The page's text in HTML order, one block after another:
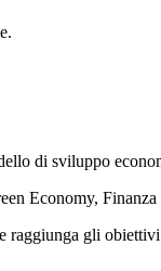
di sviluppo
Economy,
raggiunga gli